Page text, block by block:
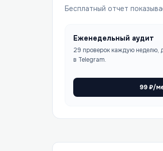
Бесплатный отчет
Еженедельный аудит
29 проверок каждую неделю,
в Telegram.
99₽/